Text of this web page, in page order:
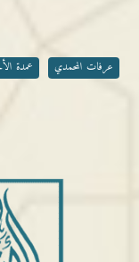
عرفات المحمدي عمدة